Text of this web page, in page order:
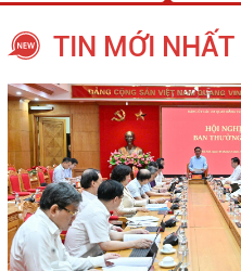
TIN MỚI NHẤT